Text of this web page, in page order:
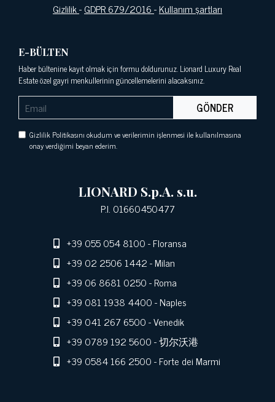
Gizlilik-GDPR 679/2016-Kullanım şartları
E-BÜLTEN
Haber bültenine kayıt olmak için formu doldurunuz. Lionard Luxury Real
Estate özel gayri menkullerinin güncellemelerini alacaksınız.
GÖNDER
Gizlilik Politikasını okudum ve verilerimin işlenmesi ile kullanılmasına
onay verdiğimi beyan ederim.
LIONARD S.p.A. s.u.
P.I. 01660450477
+39 055 054 8100- Floransa
+39 02 2506 1442- Milan
+39 06 8681 0250- Roma
+39 081 1938 4400- Naples
+39 041 267 6500- Venedik
+39 0789 192 5600- 切尔沃港
+39 0584 166 2500- Forte dei Marmi